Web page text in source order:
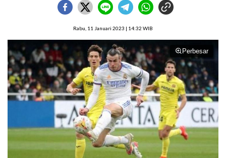
Rabu, 11 Januari 2023 | 14:32 WIB
Perbesar